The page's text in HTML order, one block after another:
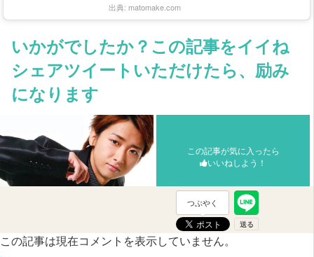
出典: matomake.com
いかがでしたか？この記事をイイね
シェアツイートいただけたら、励み
になります
この記事が気に入ったら
いいねしよう！
つぶやく
この記事は現在コメントを表示していません。